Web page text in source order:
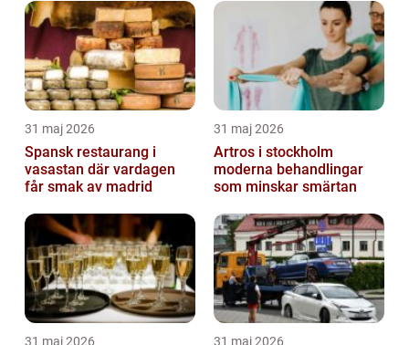
31 maj 2026
Spansk restaurang i
vasastan där vardagen
får smak av madrid
31 maj 2026
Artros i stockholm
moderna behandlingar
som minskar smärtan
31 maj 2026 31 maj 2026